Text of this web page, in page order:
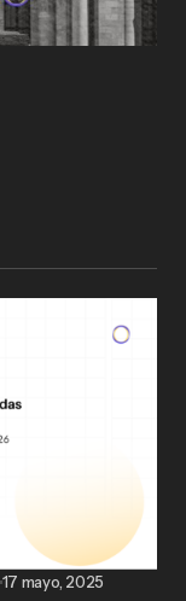
17 mayo, 2025